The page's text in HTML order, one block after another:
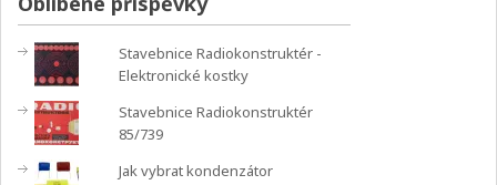
Stavebnice Radiokonstruktér -
Elektronické kostky
Stavebnice Radiokonstruktér
85/739
Jak vybrat kondenzátor